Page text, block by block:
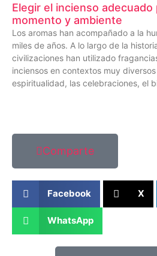
Elegir el incienso adecuado
momento y ambiente
Los aromas han acompañado a la
miles de años. A lo largo de la
civilizaciones han utilizado
inciensos en contextos muy
espiritualidad, las celebraciones, el
Comparte
Facebook X
WhatsApp